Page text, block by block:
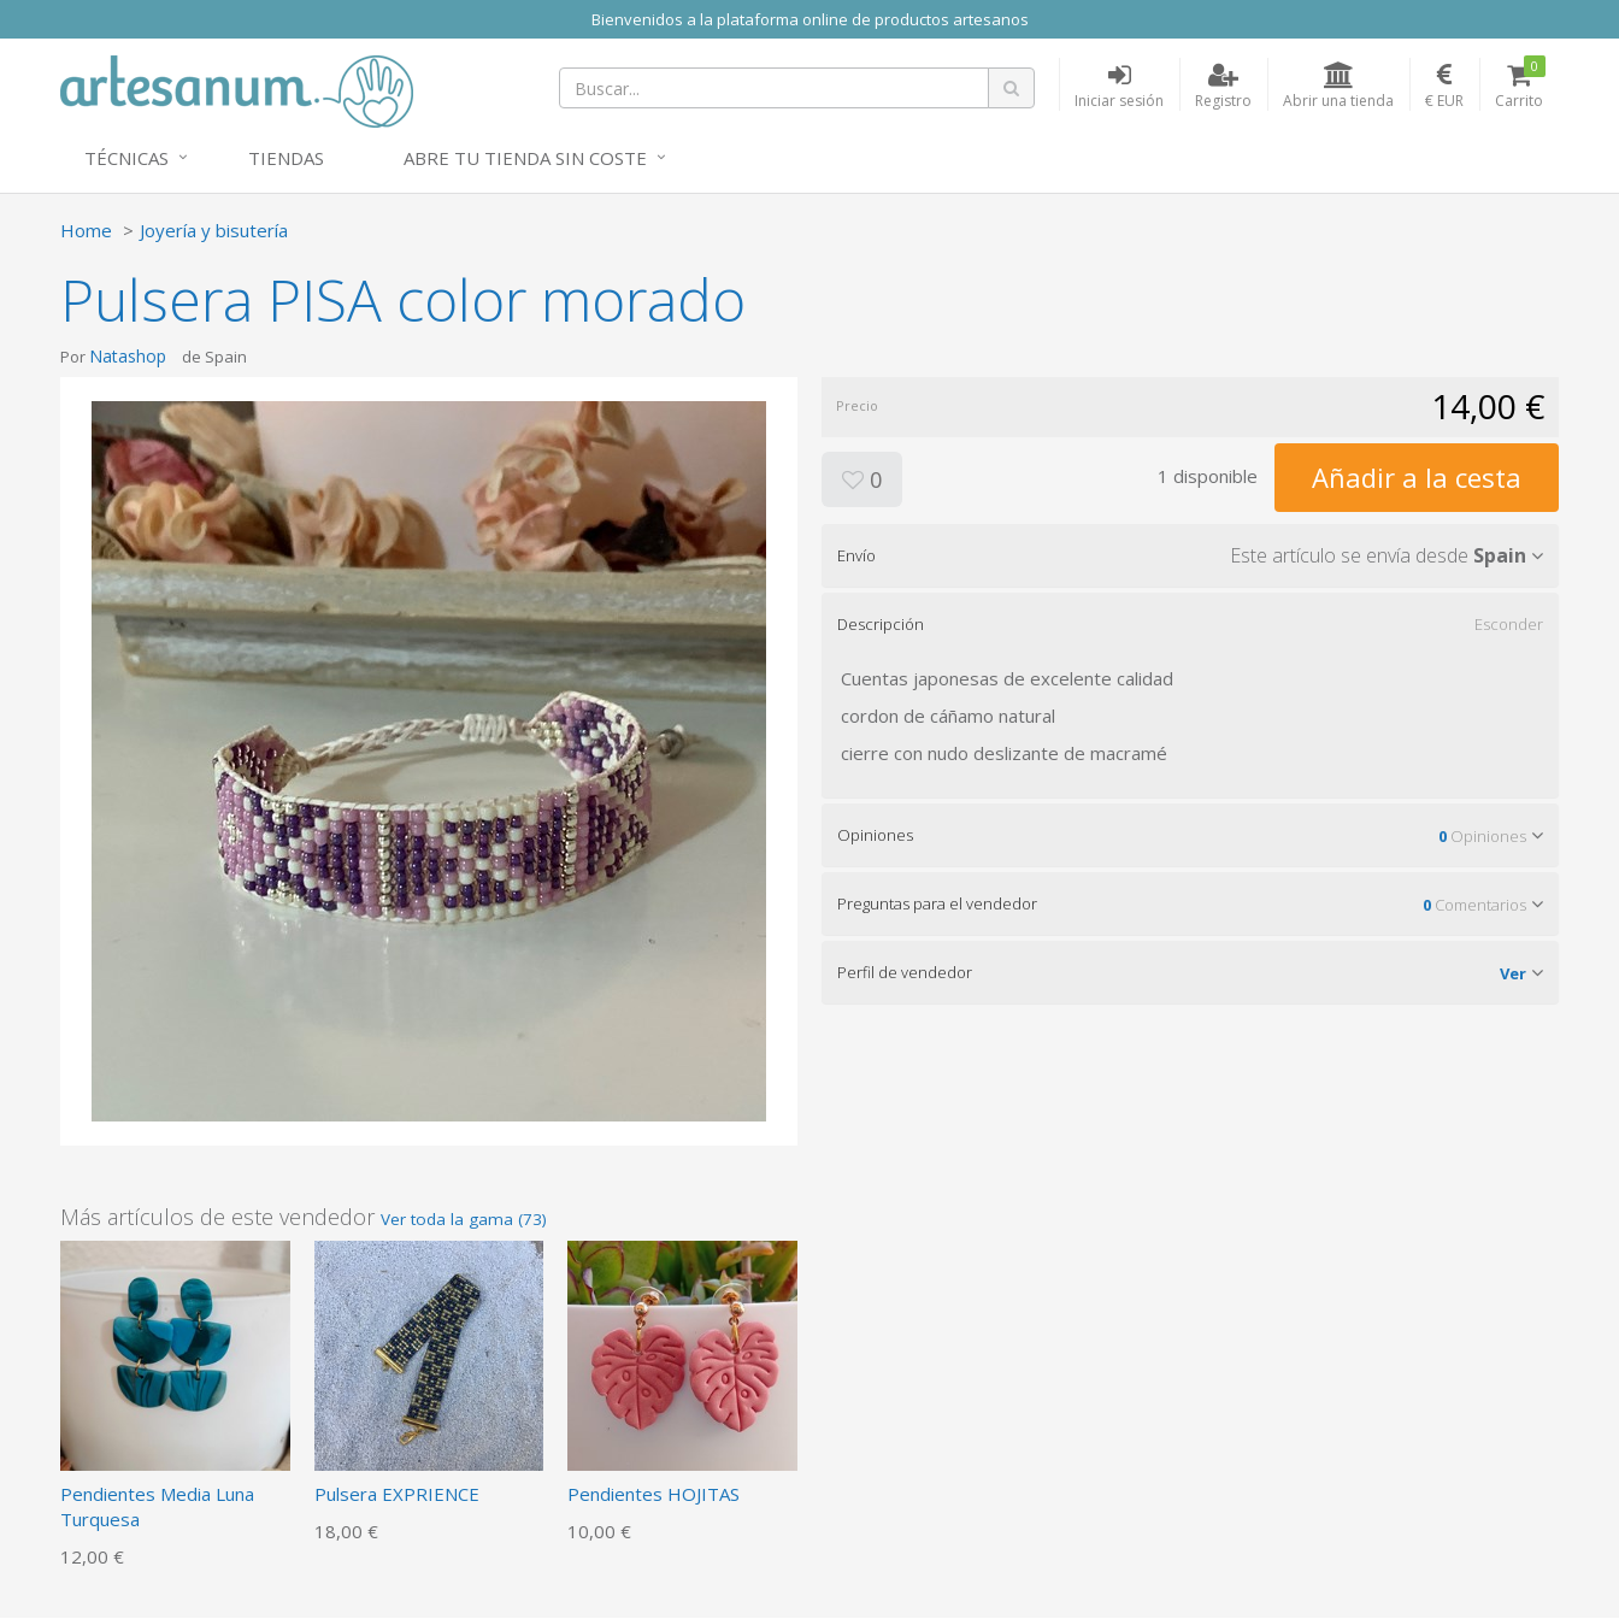
Bienvenidos a la plataforma online de productos artesanos
Iniciar sesión Registro Abrir una tienda € EUR Carrito
0
TÉCNICAS TIENDAS ABRE TU TIENDA SIN COSTE
Home Joyería y bisutería
Pulsera PISA color morado
Por Natashop de Spain
Más artículos de este vendedor Ver toda la gama (73)
Pendientes Media Luna
Turquesa
12,00 €
Pulsera EXPRIENCE
18,00 €
Pendientes HOJITAS
10,00 €
Precio 14,00 €
0 1 disponible Añadir a la cesta
Envío Este artículo se envía desde Spain
Descripción Esconder
Cuentas japonesas de excelente calidad
cordon de cáñamo natural
cierre con nudo deslizante de macramé
Opiniones 0 Opiniones
Preguntas para el vendedor 0 Comentarios
Perfil de vendedor Ver